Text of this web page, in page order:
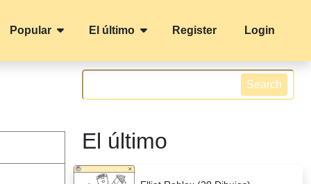
Popular El último Register Login
Search
El último